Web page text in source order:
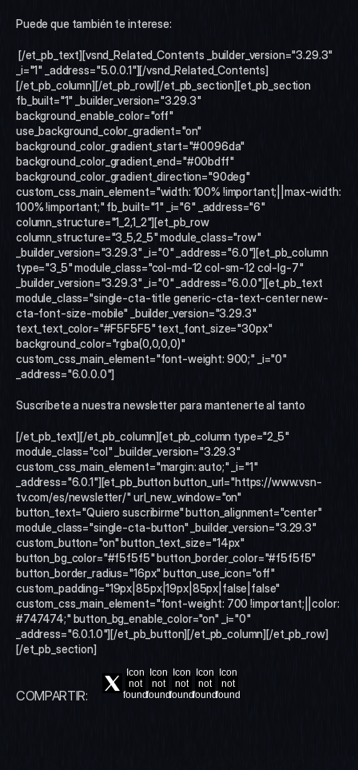
Puede que también te interese:
_i="1" _address="5.0.0.1"][/vsnd_Related_Contents]
[/et_pb_column][/et_pb_row][/et_pb_section][et_pb_section
fb_built="1" _builder_version="3.29.3"
background_enable_color="off"
use_background_color_gradient="on"
background_color_gradient_start="#0096da"
background_color_gradient_end="#00bdff"
background_color_gradient_direction="90deg"
custom_css_main_element="width: 100% !important;||max-width:
100% !important;" fb_built="1" _i="6" _address="6"
column_structure="1_2,1_2"][et_pb_row
column_structure="3_5,2_5" module_class="row"
_builder_version="3.29.3" _i="0" _address="6.0"][et_pb_column
type="3_5" module_class="col-md-12 col-sm-12 col-lg-7"
_builder_version="3.29.3" _i="0" _address="6.0.0"][et_pb_text
module_class="single-cta-title generic-cta-text-center new-
cta-font-size-mobile" _builder_version="3.29.3"
text_text_color="#F5F5F5" text_font_size="30px"
background_color="rgba(0,0,0,0)"
custom_css_main_element="font-weight: 900;" _i="0"
_address="6.0.0.0"]
Suscríbete a nuestra newsletter para mantenerte al tanto
[/et_pb_text][/et_pb_column][et_pb_column type="2_5"
module_class="col" _builder_version="3.29.3"
custom_css_main_element="margin: auto;" _i="1"
_address="6.0.1"][et_pb_button button_url="https://www.vsn-
tv.com/es/newsletter/" url_new_window="on"
button_text="Quiero suscribirme" button_alignment="center"
module_class="single-cta-button" _builder_version="3.29.3"
custom_button="on" button_text_size="14px"
button_bg_color="#f5f5f5" button_border_color="#f5f5f5"
button_border_radius="16px" button_use_icon="off"
custom_padding="19px|85px|19px|85px|false|false"
custom_css_main_element="font-weight: 700 !important;||color:
#747474;" button_bg_enable_color="on" _i="0"
_address="6.0.1.0"][/et_pb_button][/et_pb_column][/et_pb_row]
[/et_pb_section]
COMPARTIR:
Icon
not
found
Icon
not
found
Icon
not
found
Icon
not
found
Icon
not
found